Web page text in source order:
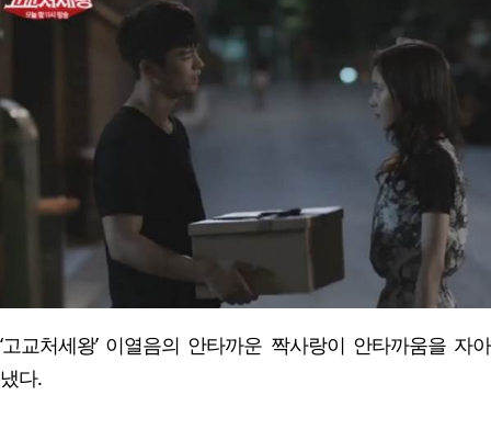
‘고교처세왕’ 이열음의 안타까운 짝사랑이 안타까움을 자아
냈다.